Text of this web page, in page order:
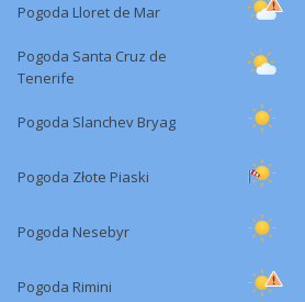
Pogoda Lloret de Mar
Pogoda Santa Cruz de
Tenerife
Pogoda Slanchev Bryag
Pogoda Złote Piaski
Pogoda Nesebyr
Pogoda Rimini